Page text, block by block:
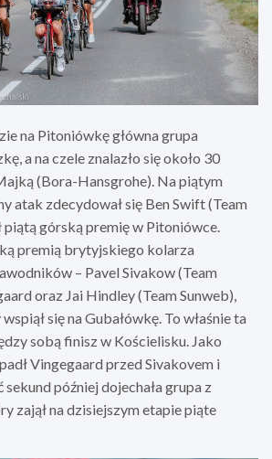
na Pitoniówkę główna grupa
a na czele znalazło się około 30
(Bora-Hansgrohe). Na piątym
atak zdecydował się Ben Swift (Team
piątą górską premię w Pitoniówce.
premią brytyjskiego kolarza
– Pavel Sivakow (Team
oraz Jai Hindley (Team Sunweb),
się na Gubałówkę. To właśnie ta
sobą finisz w Kościelisku. Jako
Vingegaard przed Sivakovem i
później dojechała grupa z
zajął na dzisiejszym etapie piąte